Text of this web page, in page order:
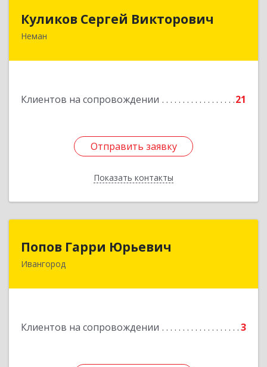
Куликов Сергей Викторович
Неман
Клиентов на сопровождении 21
Отправить заявку
Показать контакты
Куликов Сергей Викторович
Отправить заявку
Назад
Попов Гарри Юрьевич
Ивангород
Клиентов на сопровождении 3